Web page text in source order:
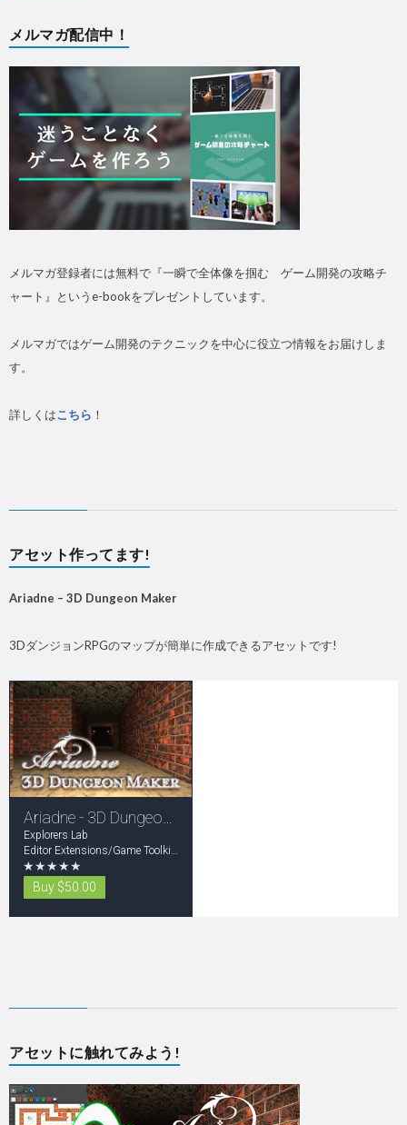
メルマガ配信中！
メルマガ登録者には無料で『一瞬で全体像を掴む ゲーム開発の攻略チ
ャート』というe-bookをプレゼントしています。
メルマガではゲーム開発のテクニックを中心に役立つ情報をお届けしま
す。
詳しくはこちら ！
アセット作ってます!
Ariadne – 3D Dungeon Maker
3DダンジョンRPGのマップが簡単に作成できるアセットです!
アセットに触れてみよう!